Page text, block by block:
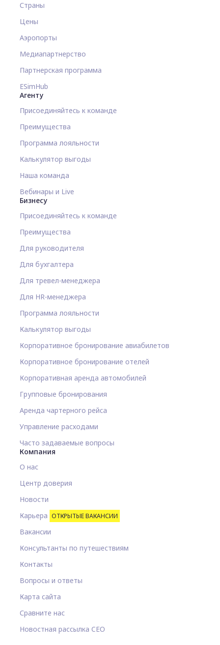
Страны
Цены
Аэропорты
Медиапартнерство
Партнерская программа
ESimHub
Агенту
Присоединяйтесь к команде
Преимущества
Программа лояльности
Калькулятор выгоды
Наша команда
Вебинары и Live
Бизнесу
Присоединяйтесь к команде
Преимущества
Для руководителя
Для бухгалтера
Для тревел-менеджера
Для HR-менеджера
Программа лояльности
Калькулятор выгоды
Корпоративное бронирование авиабилетов
Корпоративное бронирование отелей
Корпоративная аренда автомобилей
Групповые бронирования
Аренда чартерного рейса
Управление расходами
Часто задаваемые вопросы
Компания
О нас
Центр доверия
Новости
Карьера ОТКРЫТЫЕ ВАКАНСИИ
Вакансии
Консультанты по путешествиям
Контакты
Вопросы и ответы
Карта сайта
Сравните нас
Новостная рассылка CEO